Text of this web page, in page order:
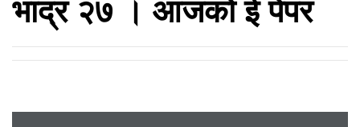
भाद्र २७ । आजको ई पेपर